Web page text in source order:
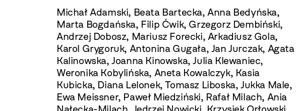
Michał Adamski, Beata Bartecka, Anna Bedyńska,
Marta Bogdańska, Filip Ćwik, Grzegorz Dembiński,
Andrzej Dobosz, Mariusz Forecki, Arkadiusz Gola,
Karol Grygoruk, Antonina Gugała, Jan Jurczak, Agata
Kalinowska, Joanna Kinowska, Julia Klewaniec,
Weronika Kobylińska, Aneta Kowalczyk, Kasia
Kubicka, Diana Lelonek, Tomasz Liboska, Jukka Male,
Ewa Meissner, Paweł Miedziński, Rafał Milach, Ania